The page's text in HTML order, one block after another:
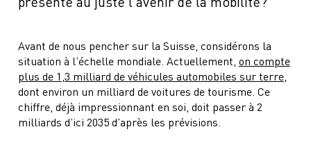
Avant de nous pencher sur la Suisse, considérons la
situation à l’échelle mondiale. Actuellement, on compte
plus de 1,3 milliard de véhicules automobiles sur terre
dont environ un milliard de voitures de tourisme. Ce
chiffre, déjà impressionnant en soi, doit passer à 2
milliards d’ici 2035 d’après les prévisions.